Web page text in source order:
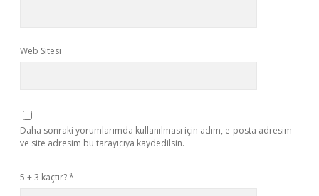
Web Sitesi
Daha sonraki yorumlarımda kullanılması için adım, e-posta adresim
ve site adresim bu tarayıcıya kaydedilsin.
5 + 3 kaçtır?*